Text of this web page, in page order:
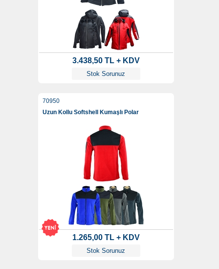
3.438,50 TL + KDV
Stok Sorunuz
70950
Uzun Kollu Softshell Kumaşlı Polar
1.265,00 TL + KDV
Stok Sorunuz